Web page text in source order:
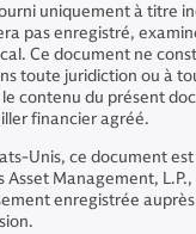
uniquement à titre
pas enregistré,
Ce document ne
toute juridiction ou à
contenu du présent
financier agréé.
Unis, ce document
Asset Management,
enregistrée